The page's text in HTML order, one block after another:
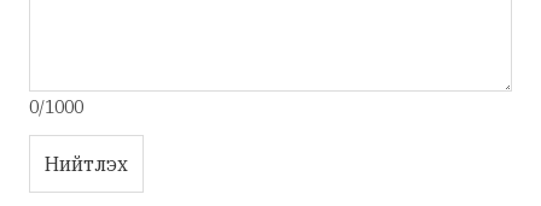
0/1000
Нийтлэх